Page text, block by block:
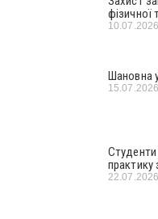
фізичної
10.07.2026
Шановна
15.07.2026
практику
22.07.2026